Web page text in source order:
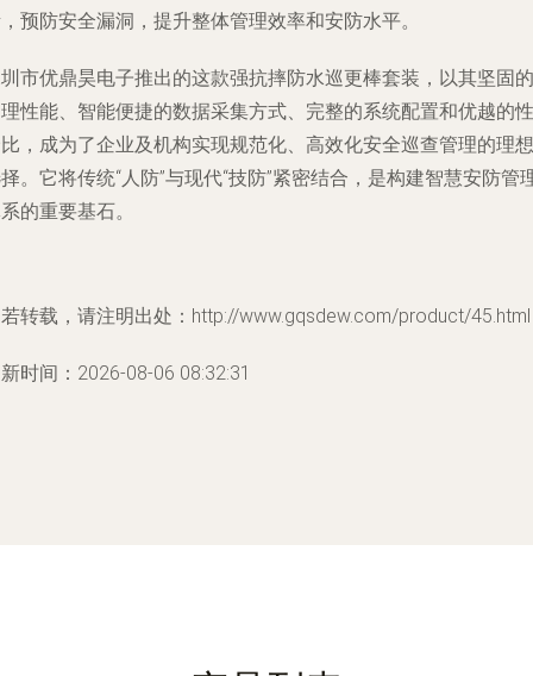
预防安全漏洞，提升整体管理效率和安防水平。
市优鼎昊电子推出的这款强抗摔防水巡更棒套装，以其坚固的
性能、智能便捷的数据采集方式、完整的系统配置和优越的性
，成为了企业及机构实现规范化、高效化安全巡查管理的理想
。它将传统“人防”与现代“技防”紧密结合，是构建智慧安防管
的重要基石。
转载，请注明出处：http://www.gqsdew.com/product/45.html
时间：2026-08-06 08:32:31